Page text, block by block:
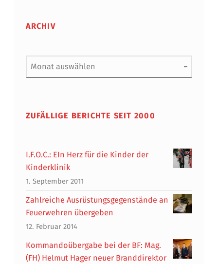
ARCHIV
Archiv
ZUFÄLLIGE BERICHTE SEIT 2000
I.F.O.C.: EIn Herz für die Kinder der
Kinderklinik
1. September 2011
Zahlreiche Ausrüstungsgegenstände an
Feuerwehren übergeben
12. Februar 2014
Kommandoübergabe bei der BF: Mag.
(FH) Helmut Hager neuer Branddirektor